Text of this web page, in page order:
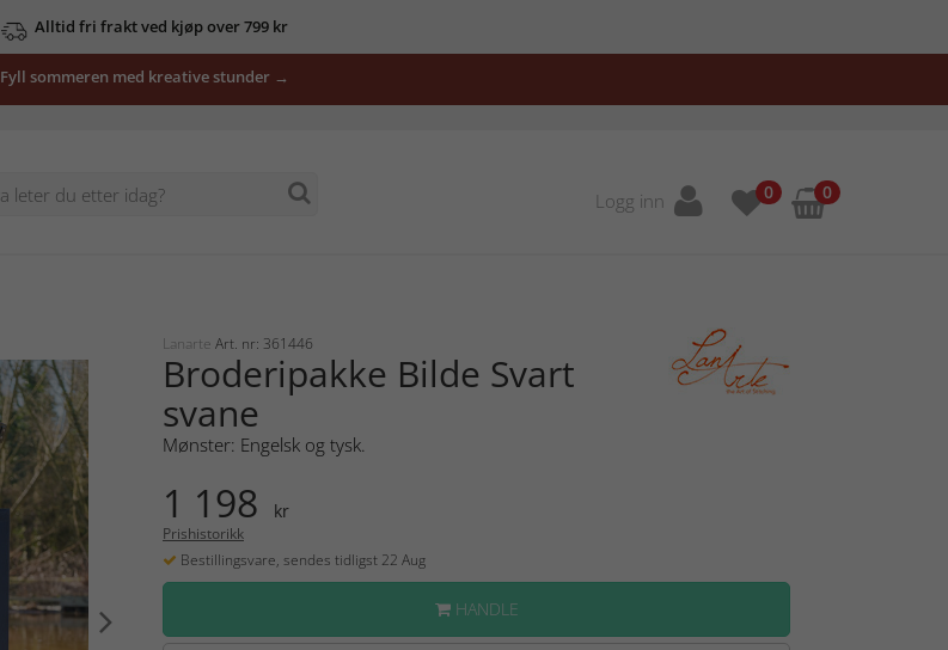
Alltid fri frakt ved kjøp over 799 kr
Fyll sommeren med kreative stunder →
Logg inn 0 0
Lanarte Art. nr: 361446
Broderipakke Bilde Svart
svane
Mønster: Engelsk og tysk.
1 198 kr
Prishistorikk
Bestillingsvare, sendes tidligst 22 Aug
HANDLE